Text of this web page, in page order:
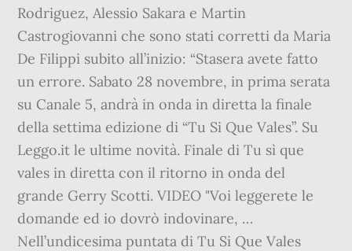
Rodriguez, Alessio Sakara e Martin
Castrogiovanni che sono stati corretti da Maria
De Filippi subito all’inizio: “Stasera avete fatto
un errore. Sabato 28 novembre, in prima serata
su Canale 5, andrà in onda in diretta la finale
della settima edizione di “Tu Si Que Vales”. Su
Leggo.it le ultime novità. Finale di Tu sì que
vales in diretta con il ritorno in onda del
grande Gerry Scotti. VIDEO "Voi leggerete le
domande ed io dovrò indovinare, …
Nell’undicesima puntata di Tu Si Que Vales